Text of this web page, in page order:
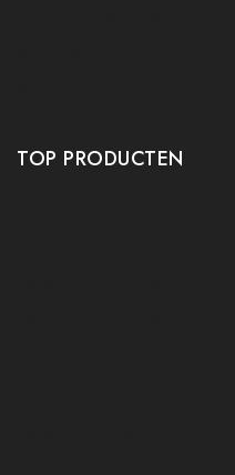
TOP PRODUCTEN